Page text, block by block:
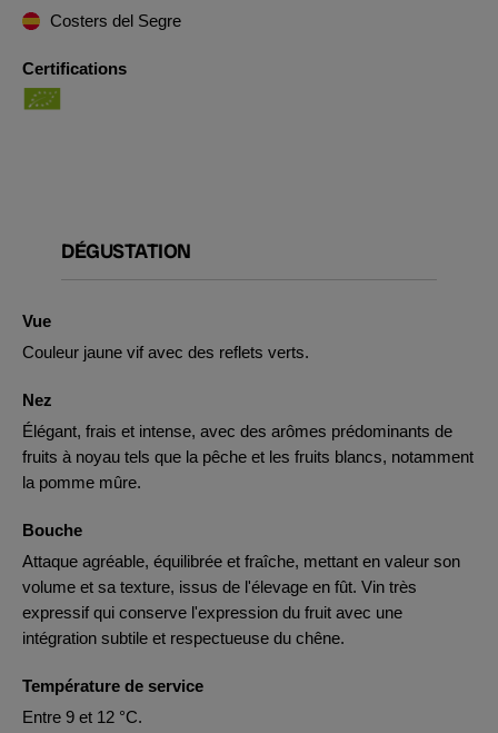
Costers del Segre
Certifications
DÉGUSTATION
Vue
Couleur jaune vif avec des reflets verts.
Nez
Élégant, frais et intense, avec des arômes prédominants de
fruits à noyau tels que la pêche et les fruits blancs, notamment
la pomme mûre.
Bouche
Attaque agréable, équilibrée et fraîche, mettant en valeur son
volume et sa texture, issus de l'élevage en fût. Vin très
expressif qui conserve l'expression du fruit avec une
intégration subtile et respectueuse du chêne.
Température de service
Entre 9 et 12 °C.